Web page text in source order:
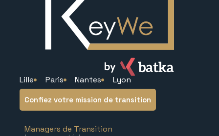
Lille Paris Nantes Lyon
Confiez votre mission de transition
Managers de Transition